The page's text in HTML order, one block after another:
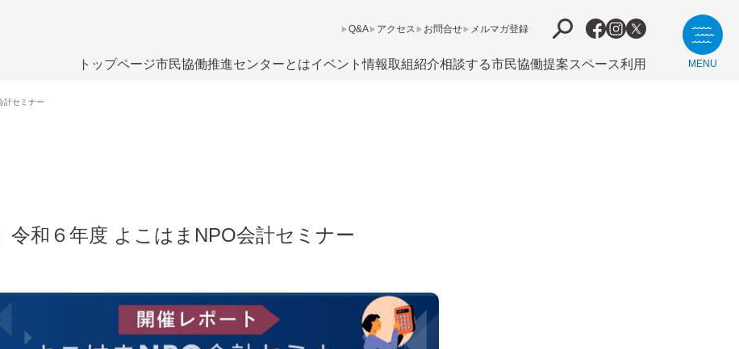
トップページ市民協働推進センターとはイベント情報取組紹介相談する市⺠協働提案スペース利用
Q&A アクセス お問合せ メルマガ登録
MENU
計セミナー
令和６年度 よこはまNPO会計セミナー